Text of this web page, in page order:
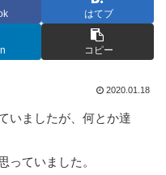
はてブ
コピー
2020.01.18
いましたが、何とか達
っていました。